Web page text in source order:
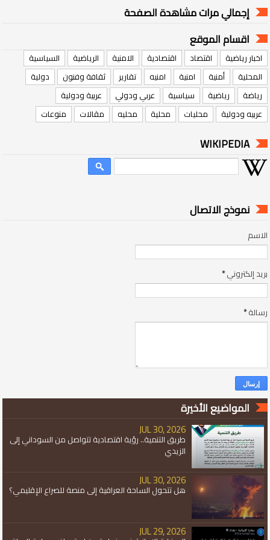
إجمالي مرات مشاهدة الصفحة
اقسام الموقع
اخبار رياضية اقتصاد اقتصادية الامنية الرياضية
السياسية
المحلية
أمنية امنية امنيه تقارير ثقافة وفنون
دولية
رياضة
رياضية سياسية عربي ودولي
عربية ودولية
عربيه ودولية
محليات محلية محليه مقالات منوعات
WIKIPEDIA
نموذج الاتصال
الاسم
بريد إلكتروني*
رسالة*
المواضيع الأخيرة
JUL 30, 2026
طريق التنمية.. رؤية اقتصادية تتواصل من السوداني إلى
الزيدي
JUL 30, 2026
هل تتحول الساحة العراقية إلى منصة للصراع الإقليمي؟
JUL 29, 2026